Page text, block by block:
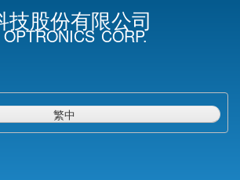
移
至
容
技股份有限公司
CORP.
繁中